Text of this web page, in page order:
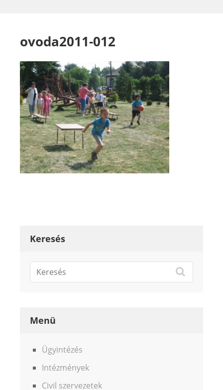
ovoda2011-012
Keresés
Menü
Ügyintézés
Intézmények
Civil szervezetek